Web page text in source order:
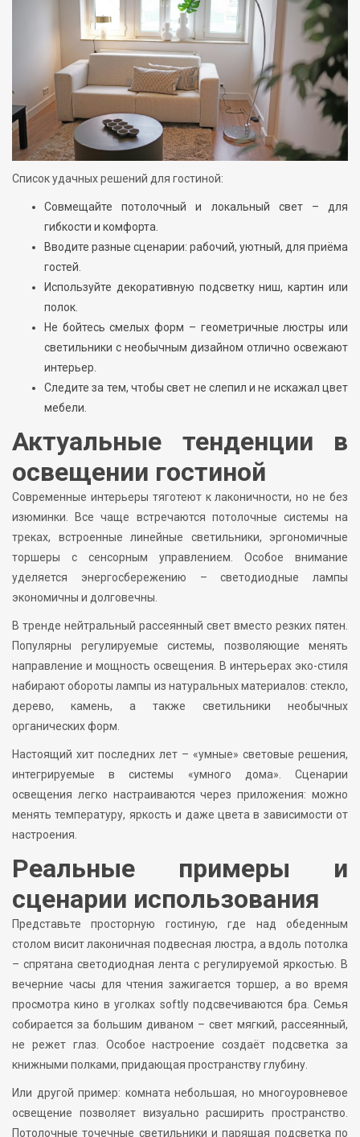
Список удачных решений для гостиной:
Совмещайте потолочный и локальный свет – для
гибкости и комфорта.
Вводите разные сценарии: рабочий, уютный, для приёма
гостей.
Используйте декоративную подсветку ниш, картин или
полок.
Не бойтесь смелых форм – геометричные люстры или
светильники с необычным дизайном отлично освежают
интерьер.
Следите за тем, чтобы свет не слепил и не искажал цвет
мебели.
Актуальные тенденции в
освещении гостиной
Современные интерьеры тяготеют к лаконичности, но не без
изюминки. Все чаще встречаются потолочные системы на
треках, встроенные линейные светильники, эргономичные
торшеры с сенсорным управлением. Особое внимание
уделяется энергосбережению – светодиодные лампы
экономичны и долговечны.
В тренде нейтральный рассеянный свет вместо резких пятен.
Популярны регулируемые системы, позволяющие менять
направление и мощность освещения. В интерьерах эко-стиля
набирают обороты лампы из натуральных материалов: стекло,
дерево, камень, а также светильники необычных
органических форм.
Настоящий хит последних лет – «умные» световые решения,
интегрируемые в системы «умного дома». Сценарии
освещения легко настраиваются через приложения: можно
менять температуру, яркость и даже цвета в зависимости от
настроения.
Реальные примеры и
сценарии использования
Представьте просторную гостиную, где над обеденным
столом висит лаконичная подвесная люстра, а вдоль потолка
– спрятана светодиодная лента с регулируемой яркостью. В
вечерние часы для чтения зажигается торшер, а во время
просмотра кино в уголках softly подсвечиваются бра. Семья
собирается за большим диваном – свет мягкий, рассеянный,
не режет глаз. Особое настроение создаёт подсветка за
книжными полками, придающая пространству глубину.
Или другой пример: комната небольшая, но многоуровневое
освещение позволяет визуально расширить пространство.
Потолочные точечные светильники и парящая подсветка по